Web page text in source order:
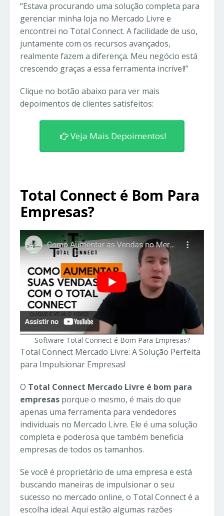
“Estava procurando uma solução completa para
gerenciar minha loja no Mercado Livre e
encontrei no Total Connect. A facilidade de uso,
juntamente com os recursos avançados,
realmente fazem a diferença. Meu negócio está
crescendo graças a essa ferramenta incrível!”
Clique no botão abaixo para ver mais
depoimentos de clientes satisfeitos:
Veja Mais Depoimentos!
Total Connect é Bom Para
Empresas?
Software Total Connect é Bom Para Empresas?
Total Connect Mercado Livre: A Solução Perfeita
para Impulsionar Empresas!
O Total Connect Mercado Livre é bom para
empresas porque o mesmo, é mais do que
apenas uma ferramenta para vendedores
individuais no Mercado Livre. Ele é uma solução
completa e poderosa que também beneficia
empresas de todos os tamanhos.
Se você é proprietário de uma empresa e está
buscando maneiras de impulsionar o seu
sucesso no mercado online, o Total Connect é a
escolha ideal. Aqui estão algumas razões